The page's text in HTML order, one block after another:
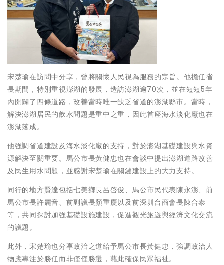
宋楚瑜在訪問中分享，曾將關懷人民視為服務的宗旨。他擔任省
長期間，特別重視澎湖的發展，造訪澎湖逾70次，並在短短5年
內開闢了四條道路，改善當時唯一缺乏省道的澎湖縣市。當時，
解決澎湖居民的飲水問題是重中之重，因此首座海水淡化廠也在
澎湖落成。
他強調省道建設及海水淡化廠的支持，對於澎湖基礎建設與水資
源解決至關重要。馬公市長黃健忠也在會談中提出澎湖道路改善
及民生用水問題，並感謝宋楚瑜在關鍵建設上的大力支持。
同行的地方賢達包括七美鄉長呂啓俊、馬公市民代表陳永澎、前
馬公市長許麗音、前副議長顏重慶以及前深圳台商會長陳合泰
等，共同探討加強基礎設施建設，促進觀光旅遊與經濟文化交流
的議題。
此外，宋楚瑜也分享政治之道給予馬公市長黃健忠，強調政治人
物應專注於勝任而非僅僅勝選，藉此確保民眾福祉。